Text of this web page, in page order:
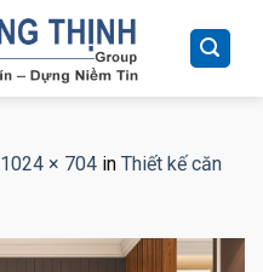
1024 × 704 in Thiết kế căn